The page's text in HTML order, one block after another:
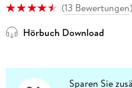
(13 Bewertungen)
Hörbuch Download
Sparen Sie